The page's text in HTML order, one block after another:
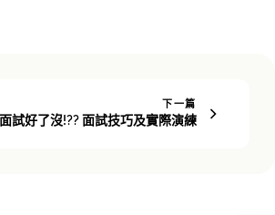
下一篇
試好了沒!?? 面試技巧及實際演練